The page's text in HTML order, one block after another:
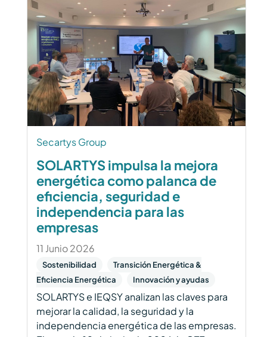
Secartys Group
SOLARTYS impulsa la mejora
energética como palanca de
eficiencia, seguridad e
independencia para las
empresas
11 Junio 2026
Sostenibilidad
Transición Energética &
Eficiencia Energética
Innovación y ayudas
SOLARTYS e IEQSY analizan las claves para
mejorar la calidad, la seguridad y la
independencia energética de las empresas.